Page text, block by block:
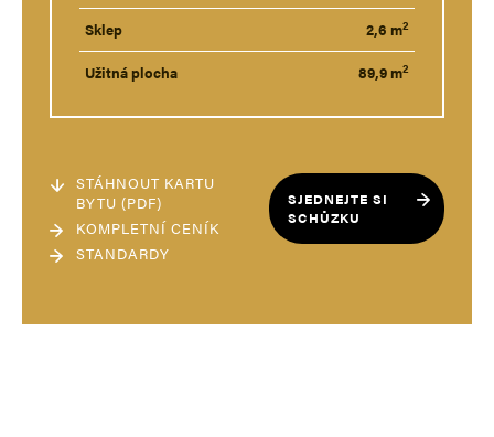
Sklep 2,6 m2
Užitná plocha 89,9 m2
STÁHNOUT KARTU
BYTU (PDF)
KOMPLETNÍ CENÍK
STANDARDY
SJEDNEJTE SI
SCHŮZKU